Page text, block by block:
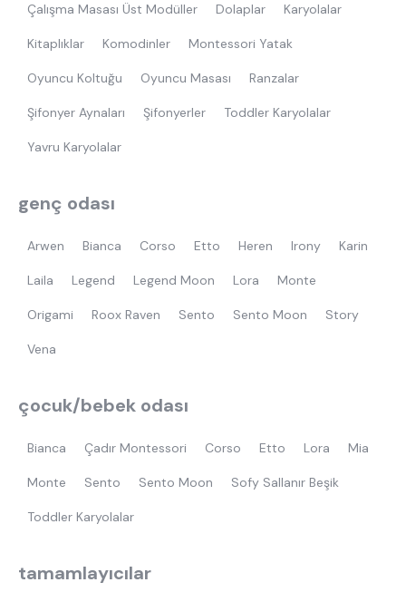
Çalışma Masası Üst Modüller Dolaplar Karyolalar
Kitaplıklar Komodinler Montessori Yatak
Oyuncu Koltuğu Oyuncu Masası Ranzalar
Şifonyer Aynaları Şifonyerler Toddler Karyolalar
Yavru Karyolalar
genç odası
Arwen Bianca Corso Etto Heren Irony Karin
Laila Legend Legend Moon Lora Monte
Origami Roox Raven Sento Sento Moon Story
Vena
çocuk/bebek odası
Bianca Çadır Montessori Corso Etto Lora Mia
Monte Sento Sento Moon Sofy Sallanır Beşik
Toddler Karyolalar
tamamlayıcılar